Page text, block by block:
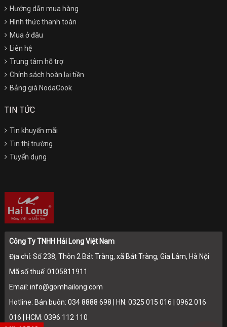
Hướng dẫn mua hàng
Hình thức thanh toán
Mua ở đâu
Liên hệ
Trung tâm hỗ trợ
Chính sách hoàn lại tiền
Bảng giá NodaCook
TIN TỨC
Tin khuyến mãi
Tin thị trường
Tuyển dụng
Công Ty TNHH Hải Long Việt Nam
Địa chỉ: Số 238, Thôn 2 Bát Tràng, xã Bát Tràng, Gia Lâm, Hà Nội
Mã số thuế: 0105811911
Email: info@gomhailong.com
Hotline: Bán buôn: 034 8888 698 | HN: 0325 015 016 | 0962 016
016 | HCM: 0396 112 110